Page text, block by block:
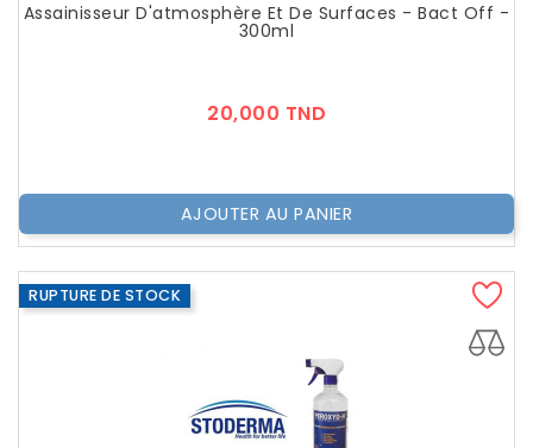
Assainisseur D'atmosphère Et De Surfaces - Bact Off -
300ml
20,000 TND
AJOUTER AU PANIER
RUPTURE DE STOCK